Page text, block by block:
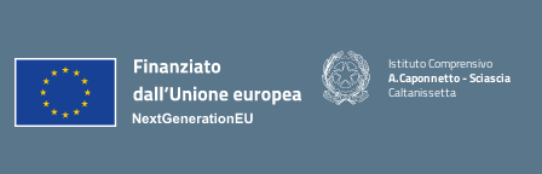
Istituto Comprensivo
A.Caponnetto - Sciascia
Caltanissetta